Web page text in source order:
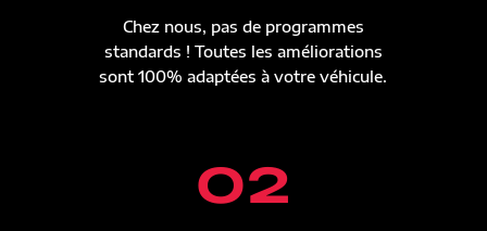
Chez nous, pas de programmes
standards ! Toutes les améliorations
sont 100% adaptées à votre véhicule.
02